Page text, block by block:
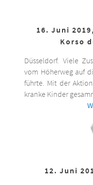
16. Juni
Korso
Düsseldorf. Viele
vom Höherweg auf
führte. Mit der
kranke Kinder
12. Juni